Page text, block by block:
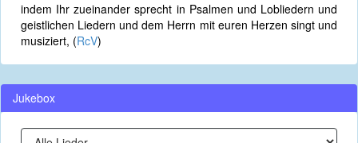
indem Ihr zueinander sprecht in Psalmen und Lobliedern und
geistlichen Liedern und dem Herrn mit euren Herzen singt und
musiziert, (RcV)
Jukebox